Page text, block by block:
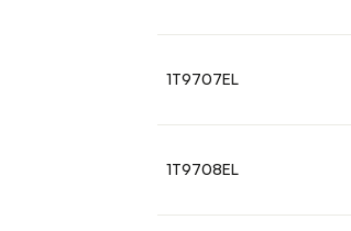
1T9707EL
1T9708EL